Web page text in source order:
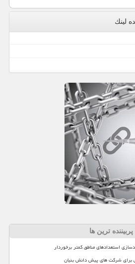
لینك
پربیننده ترین ها
استعدادهای مناطق کمتر برخوردار
برای شرکت های پیش دانش بنیان